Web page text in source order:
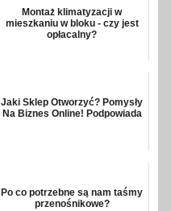
Montaż klimatyzacji w
mieszkaniu w bloku - czy jest
opłacalny?
Jaki Sklep Otworzyć? Pomysły
Na Biznes Online! Podpowiada
Po co potrzebne są nam taśmy
przenośnikowe?